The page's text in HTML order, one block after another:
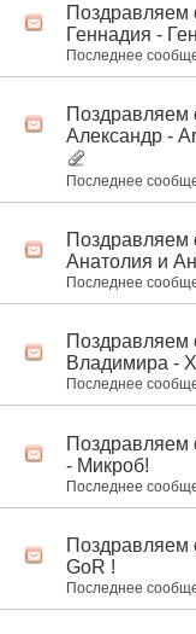
Поздравляем
Геннадия -
Последнее
Поздравляем
Александр -
Последнее
Поздравляем
Анатолия и
Последнее
Поздравляем
Владимира -
Последнее
Поздравляем
- Микроб!
Последнее
Поздравляем
GoR !
Последнее